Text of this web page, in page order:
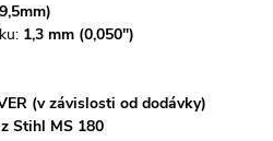
1,3 mm (0,050")
(v závislosti od dodávky)
Stihl MS 180